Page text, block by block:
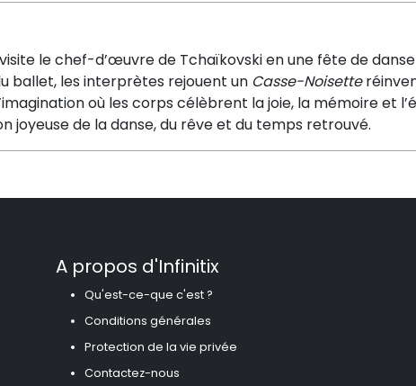
le chef-d’œuvre de Tchaïkovski en une fête de
ballet, les interprètes rejouent un Casse-Noisette
où les corps célèbrent la joie, la mémoire et
joyeuse de la danse, du rêve et du temps retrouvé.
A propos d'Infinitix
Qu'est-ce-que c'est ?
Conditions générales
Protection de la vie privée
Contactez-nous